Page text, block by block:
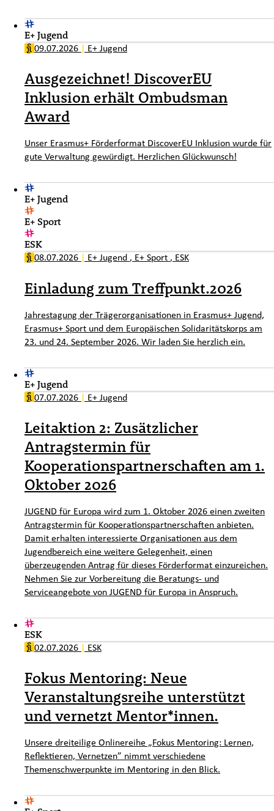
E+ Jugend
09.07.2026 | E+ Jugend
Ausgezeichnet! DiscoverEU
Inklusion erhält Ombudsman
Award
Unser Erasmus+ Förderformat DiscoverEU Inklusion wurde für
gute Verwaltung gewürdigt. Herzlichen Glückwunsch!
E+ Jugend
E+ Sport
ESK
08.07.2026 | E+ Jugend , E+ Sport , ESK
Einladung zum Treffpunkt.2026
Jahrestagung der Trägerorganisationen in Erasmus+ Jugend,
Erasmus+ Sport und dem Europäischen Solidaritätskorps am
23. und 24. September 2026. Wir laden Sie herzlich ein.
E+ Jugend
07.07.2026 | E+ Jugend
Leitaktion 2: Zusätzlicher
Antragstermin für
Kooperationspartnerschaften am 1.
Oktober 2026
JUGEND für Europa wird zum 1. Oktober 2026 einen zweiten
Antragstermin für Kooperationspartnerschaften anbieten.
Damit erhalten interessierte Organisationen aus dem
Jugendbereich eine weitere Gelegenheit, einen
überzeugenden Antrag für dieses Förderformat einzureichen.
Nehmen Sie zur Vorbereitung die Beratungs- und
Serviceangebote von JUGEND für Europa in Anspruch.
ESK
02.07.2026 | ESK
Fokus Mentoring: Neue
Veranstaltungsreihe unterstützt
und vernetzt Mentor*innen.
Unsere dreiteilige Onlinereihe „Fokus Mentoring: Lernen,
Reflektieren, Vernetzen” nimmt verschiedene
Themenschwerpunkte im Mentoring in den Blick.